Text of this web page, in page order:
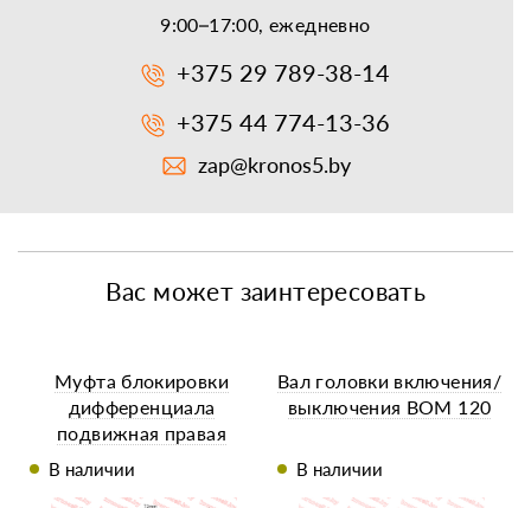
9:00–17:00, ежедневно
+375 29 789-38-14
+375 44 774-13-36
zap@kronos5.by
Вас может заинтересовать
Муфта блокировки
дифференциала
подвижная правая
В наличии
Вал головки включения/
выключения ВОМ 120
В наличии